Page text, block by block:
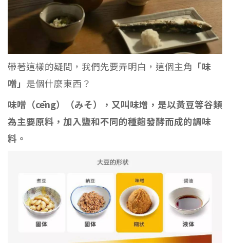
帶著這樣的疑問，我們先要弄明白，這個主角 「味
噌」 是個什麼東西？
味噌（cēng）（みそ），又叫味增，是以黃豆等谷類
為主要原料，加入鹽和不同的種麴發酵而成的調味
料。